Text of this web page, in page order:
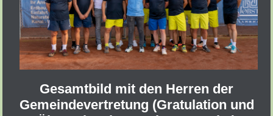
Gesamtbild mit den Herren der
Gemeindevertretung (Gratulation und